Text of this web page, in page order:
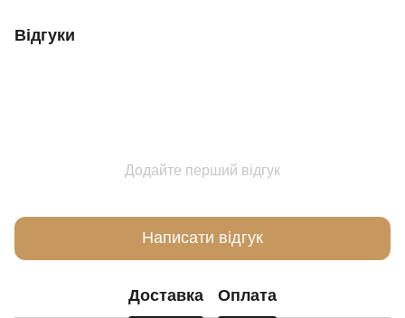
Відгуки
Додайте перший відгук
Написати відгук
Доставка Оплата